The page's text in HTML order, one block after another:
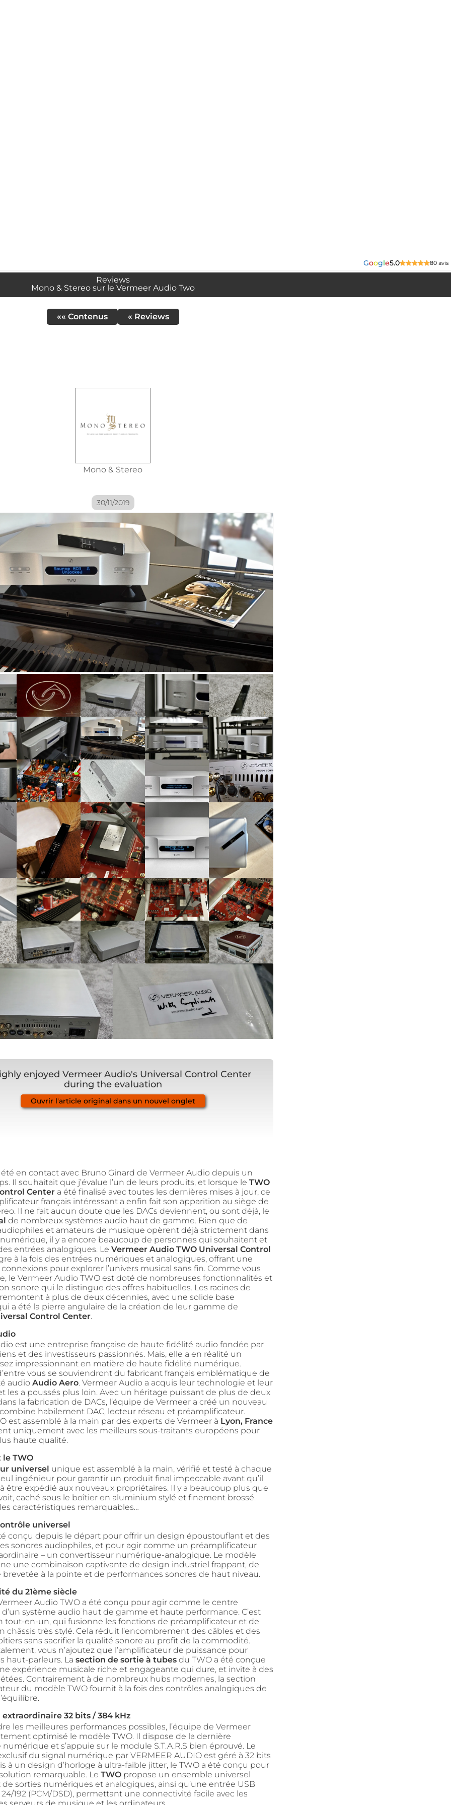
Google5.0 80 avis
Reviews
Mono & Stereo sur le Vermeer Audio Two
«« Contenus « Reviews
Mono & Stereo
30/11/2019
enjoyed Vermeer Audio's Universal Control Center
during the evaluation
Ouvrir l'article original dans un nouvel onglet
en contact avec Bruno Ginard de Vermeer Audio depuis un
Il souhaitait que j’évalue l’un de leurs produits, et lorsque le TWO
Centera été finalisé avec toutes les dernières mises à jour, ce
français intéressant a enfin fait son apparition au siège de
Il ne fait aucun doute que les DACs deviennent, ou sont déjà, le
de nombreux systèmes audio haut de gamme. Bien que de
et amateurs de musique opèrent déjà strictement dans
il y a encore beaucoup de personnes qui souhaitent et
entrées analogiques. Le Vermeer Audio TWO Universal Control
à la fois des entrées numériques et analogiques, offrant une
pour explorer l’univers musical sans fin. Comme vous
le Vermeer Audio TWO est doté de nombreuses fonctionnalités et
sonore qui le distingue des offres habituelles. Les racines de
à plus de deux décennies, avec une solide base
a été la pierre angulaire de la création de leur gamme de
Control Center.
est une entreprise française de haute fidélité audio fondée par
et des investisseurs passionnés. Mais, elle a en réalité un
impressionnant en matière de haute fidélité numérique.
vous se souviendront du fabricant français emblématique de
audio Audio Aero. Vermeer Audio a acquis leur technologie et leur
les a poussés plus loin. Avec un héritage puissant de plus de deux
la fabrication de DACs, l’équipe de Vermeer a créé un nouveau
habilement DAC, lecteur réseau et préamplificateur.
est assemblé à la main par des experts de Vermeer à Lyon, France
uniquement avec les meilleurs sous-traitants européens pour
haute qualité.
TWO
universel unique est assemblé à la main, vérifié et testé à chaque
ingénieur pour garantir un produit final impeccable avant qu’il
être expédié aux nouveaux propriétaires. Il y a beaucoup plus que
caché sous le boîtier en aluminium stylé et finement brossé.
caractéristiques remarquables…
universel
conçu depuis le départ pour offrir un design époustouflant et des
sonores audiophiles, et pour agir comme un préamplificateur
– un convertisseur numérique-analogique. Le modèle
une combinaison captivante de design industriel frappant, de
à la pointe et de performances sonores de haut niveau.
du 21ème siècle
Audio TWO a été conçu pour agir comme le centre
système audio haut de gamme et haute performance. C’est
tout-en-un, qui fusionne les fonctions de préamplificateur et de
châssis très stylé. Cela réduit l’encombrement des câbles et des
sans sacrifier la qualité sonore au profit de la commodité.
vous n’ajoutez que l’amplificateur de puissance pour
haut-parleurs. La section de sortie à tubesdu TWO a été conçue
expérience musicale riche et engageante qui dure, et invite à des
Contrairement à de nombreux hubs modernes, la section
du modèle TWO fournit à la fois des contrôles analogiques de
32 bits / 384 kHz
les meilleures performances possibles, l’équipe de Vermeer
optimisé le modèle TWO. Il dispose de la dernière
et s’appuie sur le module S.T.A.R.S bien éprouvé. Le
du signal numérique par VERMEER AUDIO est géré à 32 bits
à un design d’horloge à ultra-faible jitter, le TWO a été conçu pour
remarquable. Le TWOpropose un ensemble universel
de sorties numériques et analogiques, ainsi qu’une entrée USB
192 (PCM/DSD), permettant une connectivité facile avec les